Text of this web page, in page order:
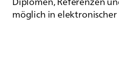
möglich in elektronischer